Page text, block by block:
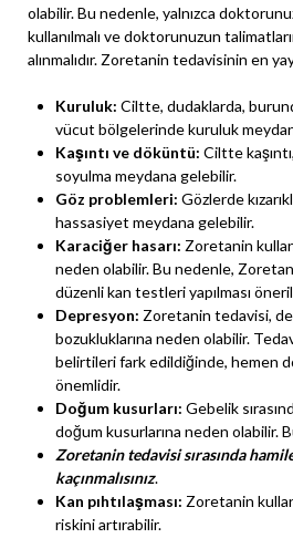
olabilir. Bu nedenle, yalnızca
kullanılmalı ve doktorunuzun
alınmalıdır. Zoretanin tedavisinin en
Kuruluk: Ciltte, dudaklarda,
vücut bölgelerinde kuruluk
Kaşıntı ve döküntü: Ciltte
soyulma meydana gelebilir.
Göz problemleri: Gözlerde
hassasiyet meydana gelebilir.
Karaciğer hasarı: Zoretanin
neden olabilir. Bu nedenle,
düzenli kan testleri yapılması
Depresyon: Zoretanin tedavisi,
bozukluklarına neden olabilir.
belirtileri fark edildiğinde, hemen
önemlidir.
Doğum kusurları: Gebelik
doğum kusurlarına neden olabilir.
Zoretanin tedavisi sırasında
kaçınmalısınız.
Kan pıhtılaşması: Zoretanin
riskini artırabilir.